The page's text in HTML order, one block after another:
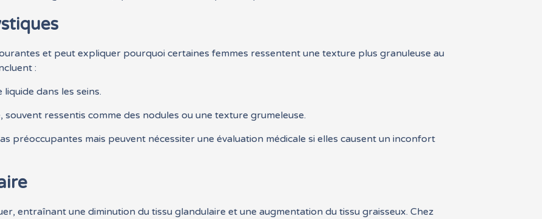
et peut expliquer pourquoi certaines femmes ressentent une texture plus granuleuse au
:
dans les seins.
souvent ressentis comme des nodules ou une texture grumeleuse.
préoccupantes mais peuvent nécessiter une évaluation médicale si elles causent un inconfort
entraînant une diminution du tissu glandulaire et une augmentation du tissu graisseux. Chez